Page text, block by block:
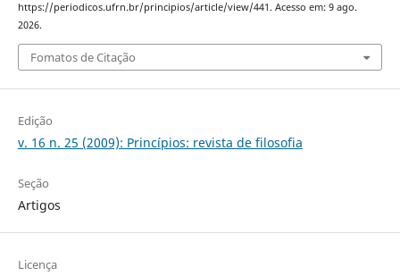
https://periodicos.ufrn.br/principios/article/view/441. Acesso em: 9 ago.
2026.
Fomatos de Citação
Edição
v. 16 n. 25 (2009): Princí­pios: revista de filosofia
Seção
Artigos
Licença